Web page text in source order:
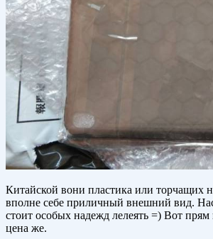
Китайской вони пластика или торчащих
вполне себе приличный внешний вид.
стоит особых надежд лелеять =) Вот
цена же.